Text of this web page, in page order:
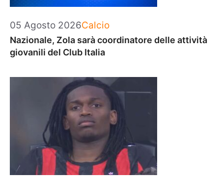
05 Agosto 2026Categorie
Calcio
Nazionale, Zola sarà coordinatore delle attività
giovanili del Club Italia